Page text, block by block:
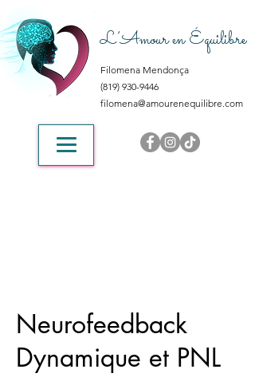
L’Amour en Équilibre
Filomena Mendonça
(819) 930-9446
filomena@amourenequilibre.com
Neurofeedback
Dynamique et PNL